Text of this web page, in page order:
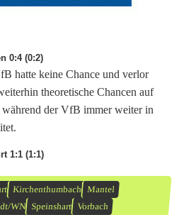
0:4 (0:2)
hatte keine Chance und verlor
theoretische Chancen auf
während der VfB immer weiter in
1:1 (1:1)
Kirchenthumbach Mantel
WN Speinshart Vorbach